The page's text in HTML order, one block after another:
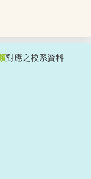
對應之校系資料